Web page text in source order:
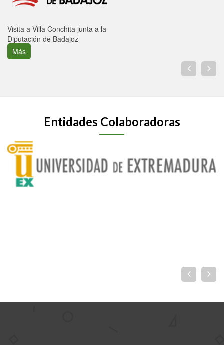
Visita a Villa Conchita junta a la
Diputación de Badajoz
Más
Entidades Colaboradoras